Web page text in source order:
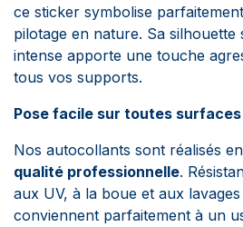
ce sticker symbolise
pilotage en nature. Sa silhouette
intense apporte une touche
tous vos supports.
Pose facile sur toutes
Nos autocollants sont réalisés en
qualité professionnelle.
aux UV, à la boue et aux
conviennent parfaitement à un